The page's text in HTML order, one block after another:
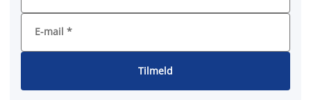
E-mail *
Tilmeld